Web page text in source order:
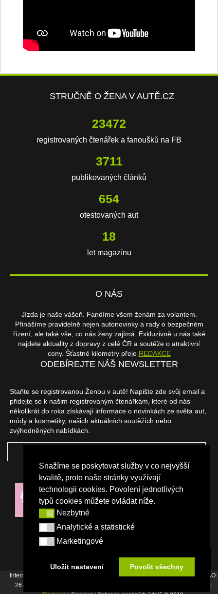
Snažíme se poskytovat služby v co nejvyšší
kvalitě, proto naše stránky využívají
technologii cookies. Povolení jednotlivých
typů cookies můžete ovládat níže.
NezbytnéNezbytné
Analytické a statistické
Analytické a statistické
Marketingové
Marketingové
Uložit nastavení Povolit všechny
STRUČNĚ O ŽENA V AUTĚ.CZ
23472
registrovaných čtenářek a fanoušků na FB
3711
publikovaných článků
654
otestovaných aut
18
let magazínu
O NÁS
Jízda je naše vášeň. Fandíme všem ženám za volantem.
Přinášíme pravidelně nejen autonovinky a rady o bezpečném
řízení, ale také vše, co nás ženy zajímá. Exkluzivně u nás také
najdete aktuality z dopravy z celé ČR a soutěže o atraktivní
ceny. Šťastné kilometry přeje REDAKCE
ODEBÍREJTE NÁŠ NEWSLETTER
Staňte se registrovanou Ženou v autě! Napište zde svůj email a
přidejte se k našim registrovaným čtenářkám, které od nás
několikrát do roka získávají informace o novinkách ze světa aut,
módy a kosmetiky, našich aktuálních soutěžích nebo
zvýhodněných nabídkách.
NAŠI PARTNEŘI
Internetový magazín Žena v autě vydává vydavatelství Srdce Evropy s.r.o., IČO:
26744007, Bořivojova 17, Praha 3, Tel. : +420 222 726 364 |